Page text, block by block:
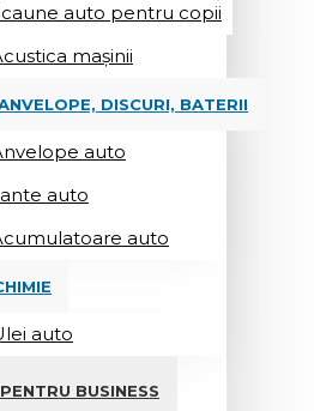
auto pentru copii
mașinii
DISCURI, BATERII
auto
auto
auto
auto
BUSINESS